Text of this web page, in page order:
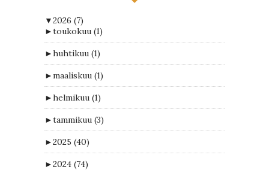
▼2026 (7)
►toukokuu (1)
►huhtikuu (1)
►maaliskuu (1)
►helmikuu (1)
►tammikuu (3)
►2025 (40)
►2024 (74)